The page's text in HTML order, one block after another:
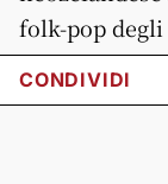
folk-pop
CONDIVIDI